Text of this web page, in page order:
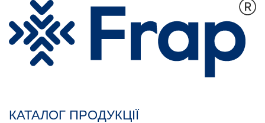
КАТАЛОГ ПРОДУКЦІЇ